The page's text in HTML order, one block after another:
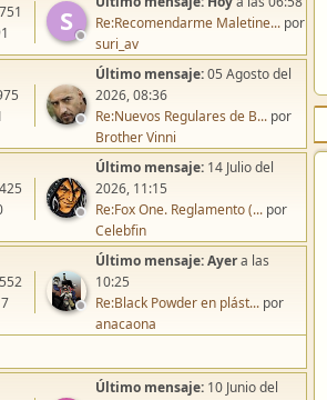
S
Re:Recomendarme Maletine... por
suri_av
Último mensaje:05 Agosto del
2026, 08:36
Re:Nuevos Regulares de B... por
Brother Vinni
Último mensaje: 14 Julio del
2026, 11:15
Re:Fox One. Reglamento (... por
Celebfin
Último mensaje:Ayera las
10:25
Re:Black Powder en plást... por
anacaona
Último mensaje: 10 Junio del